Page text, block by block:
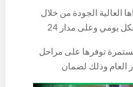
لجميع العملاء بأقل
تسمح بتقديم
للخدمة بشكل عام .
العالية الجودة من خلال
منصات إلكترونية متوفرة بشكل يومي وعلى مدار 24
توفرها على مراحل
العام وذلك لضمان
داخل وخارج المدينة.